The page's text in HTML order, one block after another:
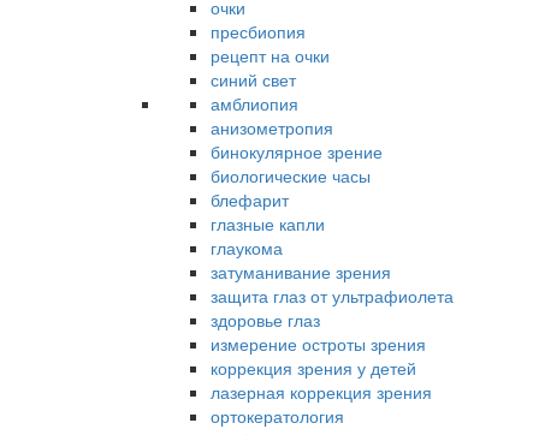
очки
пресбиопия
рецепт на очки
синий свет
амблиопия
анизометропия
бинокулярное зрение
биологические часы
блефарит
глазные капли
глаукома
затуманивание зрения
защита глаз от ультрафиолета
здоровье глаз
измерение остроты зрения
коррекция зрения у детей
лазерная коррекция зрения
ортокератология